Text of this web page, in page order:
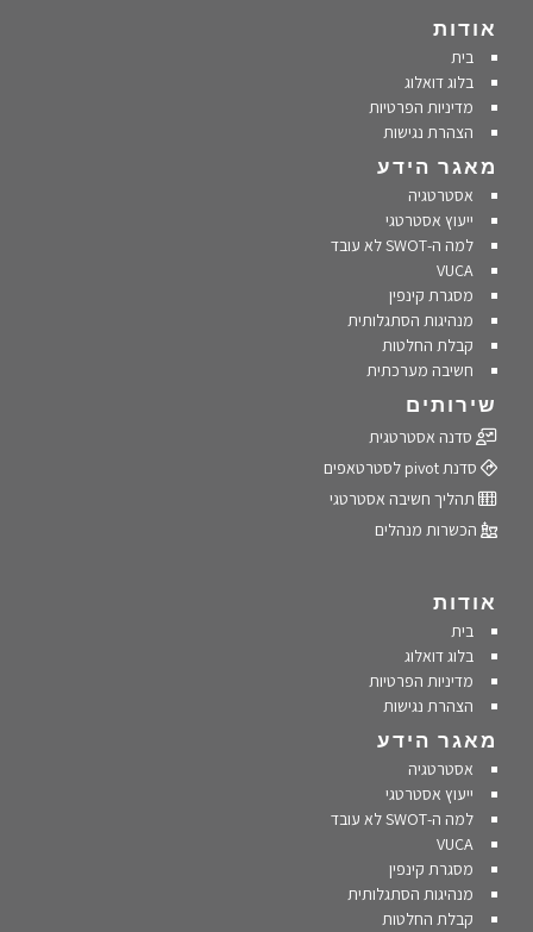
אודות
בית
בלוג דואלוג
מדיניות הפרטיות
הצהרת נגישות
מאגר הידע
אסטרטגיה
ייעוץ אסטרטגי
למה ה-SWOT לא עובד
VUCA
מסגרת קינפין
מנהיגות הסתגלותית
קבלת החלטות
חשיבה מערכתית
שירותים
סדנה אסטרטגית
סדנת pivot לסטרטאפים
תהליך חשיבה אסטרטגי
הכשרות מנהלים
אודות
בית
בלוג דואלוג
מדיניות הפרטיות
הצהרת נגישות
מאגר הידע
אסטרטגיה
ייעוץ אסטרטגי
למה ה-SWOT לא עובד
VUCA
מסגרת קינפין
מנהיגות הסתגלותית
קבלת החלטות